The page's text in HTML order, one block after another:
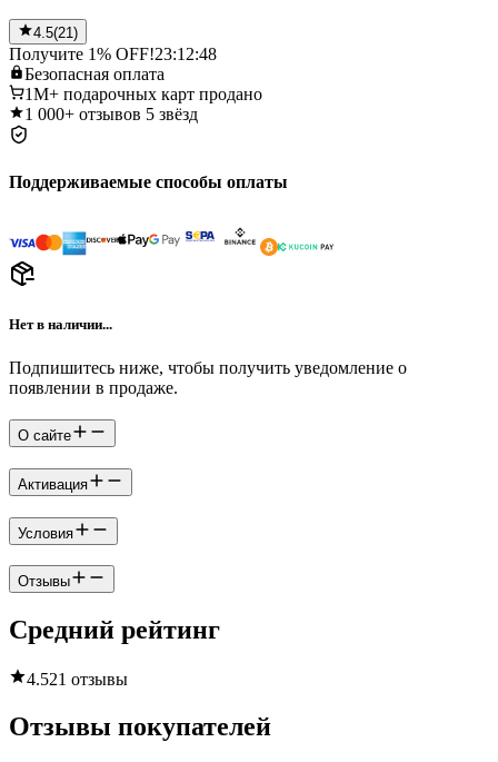
4.5(21)
Получите 1% OFF!23:12:48
Безопасная оплата
1M+ подарочных карт продано
1 000+ отзывов 5 звёзд
Поддерживаемые способы оплаты
Нет в наличии...
Подпишитесь ниже, чтобы получить уведомление о
появлении в продаже.
О сайте
Активация
Условия
Отзывы
Средний рейтинг
4.521 отзывы
Отзывы покупателей